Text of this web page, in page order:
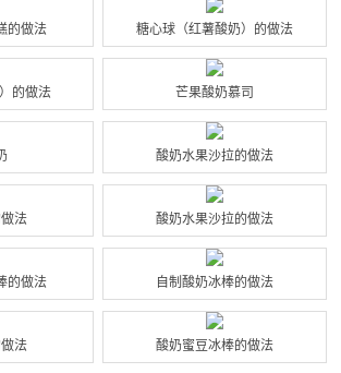
的做法 糖心球（红薯酸奶）的做法
的做法 芒果酸奶慕司
酸奶水果沙拉的做法
法 酸奶水果沙拉的做法
的做法 自制酸奶冰棒的做法
法 酸奶蜜豆冰棒的做法